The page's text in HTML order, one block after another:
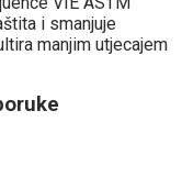
i smanjuje
manjim utjecajem